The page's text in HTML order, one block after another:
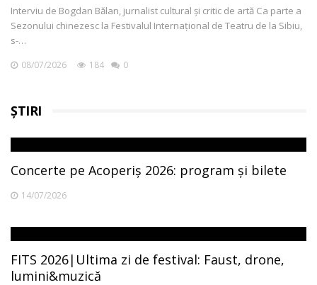
Interviu de Bogdan Bălan, jurnalist cultural și critic de artă Ca parte a
Sezonului chinezesc la Festivalul Internațional de Teatru de la Sibiu,
s-…
08/07/2026 184 0
ȘTIRI
Concerte pe Acoperiș 2026: program și bilete
14/07/2026
FITS 2026|Ultima zi de festival: Faust, drone,
lumini&muzică